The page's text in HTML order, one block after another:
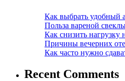
Как выбрать удобный
Польза вареной
Как снизить нагрузку
Причины вечерних
Как часто нужно
Recent Comments